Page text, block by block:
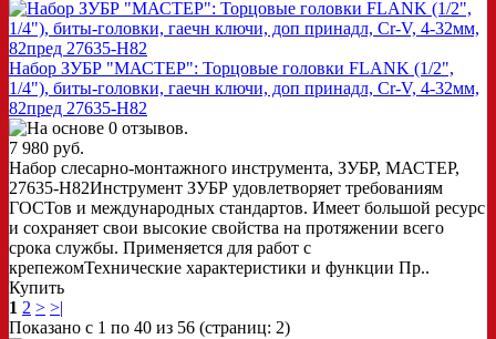
Набор ЗУБР "МАСТЕР": Торцовые головки FLANK (1/2",
1/4"), биты-головки, гаечн ключи, доп принадл, Cr-V, 4-32мм,
82пред 27635-H82
7 980 руб.
Набор слесарно-монтажного инструмента, ЗУБР, МАСТЕР,
27635-H82Инструмент ЗУБР удовлетворяет требованиям
ГОСТов и международных стандартов. Имеет большой ресурс
и сохраняет свои высокие свойства на протяжении всего
срока службы. Применяется для работ с
крепежомТехнические характеристики и функции Пр..
Купить
1 2 > >|
Показано с 1 по 40 из 56 (страниц: 2)